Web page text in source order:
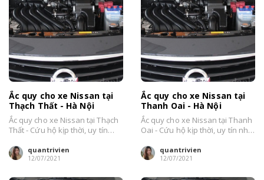
Ắc quy cho xe Nissan tại
Thạch Thất - Hà Nội
Ắc quy cho xe Nissan tại Thạch
Thất - Cứu hộ kịp thời, uy tín
quantrivien
12/07/2021
Ắc quy cho xe Nissan tại
Thanh Oai - Hà Nội
Ắc quy cho xe Nissan tại Thanh
Oai - Cứu hộ kịp thời, uy tín nhất
quantrivien
12/07/2021